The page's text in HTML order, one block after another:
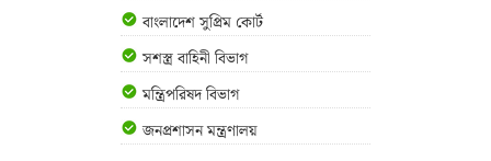
বাংলাদেশ সুপ্রিম কোর্ট
সশস্ত্র বাহিনী বিভাগ
মন্ত্রিপরিষদ বিভাগ
জনপ্রশাসন মন্ত্রণালয়